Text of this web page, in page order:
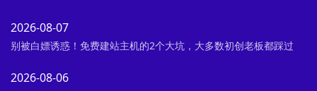
2026-08-07
别被白嫖诱惑！免费建站主机的2个大坑，大多数初创老板都踩过
2026-08-06